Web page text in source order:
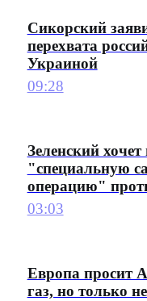
Сикорский
перехвата
Украиной
09:28
Зеленский хочет
"специальную
операцию"
03:03
Европа просит
газ, но только